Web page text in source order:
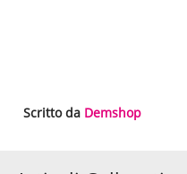
Scritto da Demshop